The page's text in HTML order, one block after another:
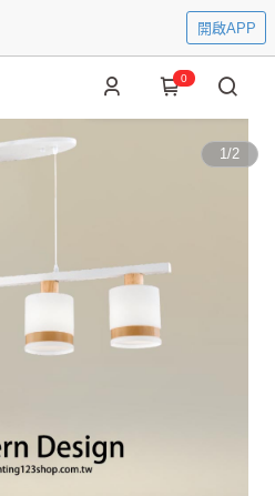
開啟APP
0
1/2